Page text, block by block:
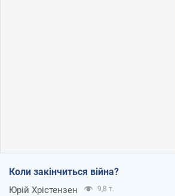
Коли закінчиться війна?
Юрій Хрістензен 9,8 т.